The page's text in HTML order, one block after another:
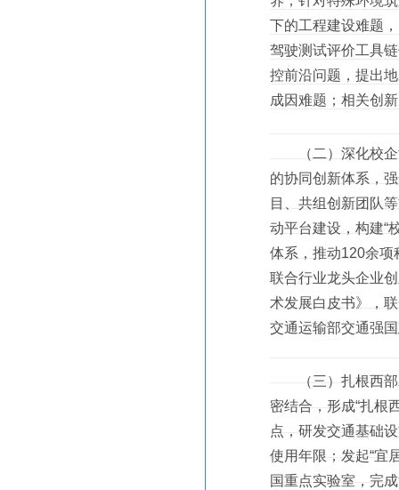
下的工程建设难题
驾驶测试评价工具
控前沿问题，提出
成因难题；相关创
（二）深化校企
的协同创新体系，
目、共组创新团队
动平台建设，构建“
体系，推动120余项
联合行业龙头企业
术发展白皮书》，
交通运输部交通强
（三）扎根西部
密结合，形成“扎根
点，研发交通基础
使用年限；发起“宜
国重点实验室，完